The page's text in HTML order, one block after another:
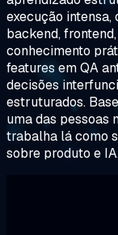
execução
backend,
conhecimento
features em QA
decisões
estruturados.
uma das pessoas
trabalha lá como
sobre produto e